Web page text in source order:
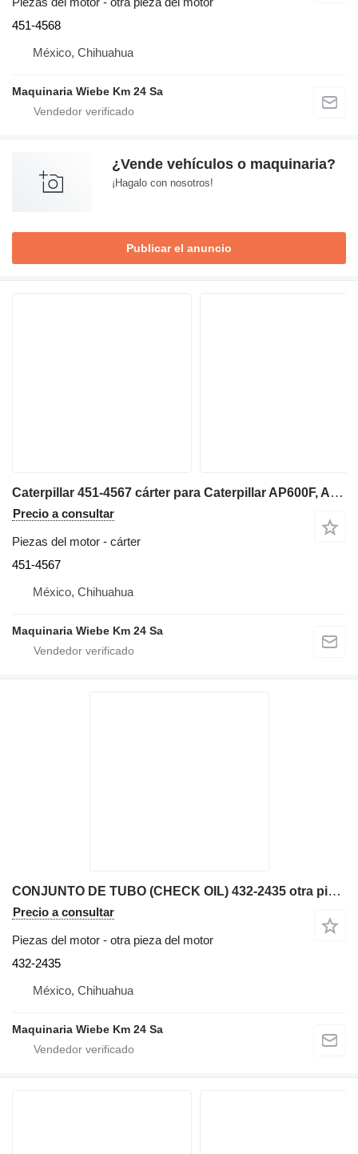
451-4568
México, Chihuahua
Maquinaria Wiebe Km 24 Sa
¿Vende vehículos o maquinaria?
¡Hagalo con nosotros!
Publicar el anuncio
Caterpillar 451-4567 cárter para Caterpillar AP600F, AP655F extendedora de asfalto
Precio a consultar
Piezas del motor - cárter
451-4567
México, Chihuahua
Maquinaria Wiebe Km 24 Sa
CONJUNTO DE TUBO (CHECK OIL) 432-2435 otra pieza del motor para Caterpillar AP600F, AP655F extendedora de ruedas
Precio a consultar
Piezas del motor - otra pieza del motor
432-2435
México, Chihuahua
Maquinaria Wiebe Km 24 Sa